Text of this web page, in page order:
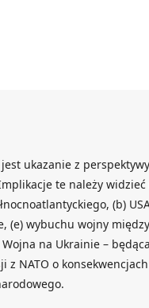
jest ukazanie z
te należy
(b)
(e) wybuchu wojny
na Ukrainie –
z NATO o